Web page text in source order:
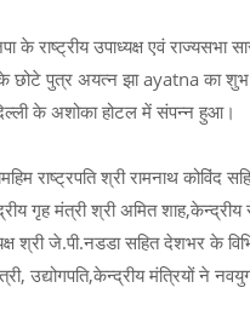
के राष्ट्रीय उपाध्यक्ष एवं राज्यसभा
पुत्र अयत्न झा ayatna का शुभ
के अशोका होटल में संपन्न हुआ।
राष्ट्रपति श्री रामनाथ कोविंद
गृह मंत्री श्री अमित शाह,केन्द्रीय
श्री जे.पी.नडडा सहित देशभर के
उद्योगपति,केन्द्रीय मंत्रियों ने